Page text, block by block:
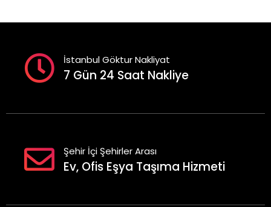
İstanbul Göktur Nakliyat
7 Gün 24 Saat Nakliye
Şehir İçi Şehirler Arası
Ev, Ofis Eşya Taşıma Hizmeti